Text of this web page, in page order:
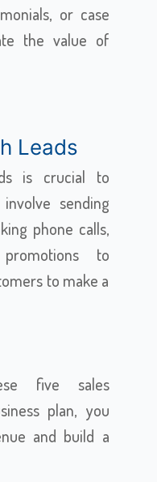
or case
the value of
Leads
is crucial to
sending
phone calls,
to
to make a
five sales
plan, you
and build a